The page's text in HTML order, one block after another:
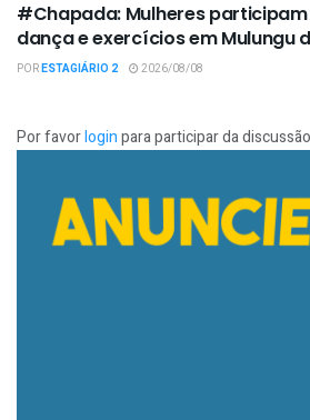
#Chapada: Mulheres
dança e exercícios em Mulungu
PORESTAGIÁRIO 2 2026/08/08
Por favorloginpara participar da discussão